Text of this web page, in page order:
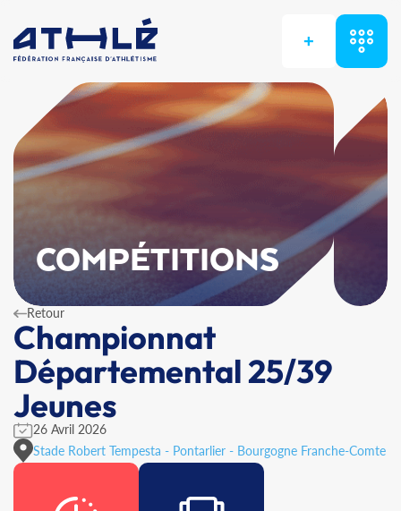
+
COMPÉTITIONS
Retour
Championnat
Départemental 25/39
Jeunes
26 Avril 2026
Stade Robert Tempesta - Pontarlier - Bourgogne Franche-Comte